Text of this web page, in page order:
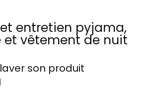
entretien pyjama,
et vêtement de nuit
son produit